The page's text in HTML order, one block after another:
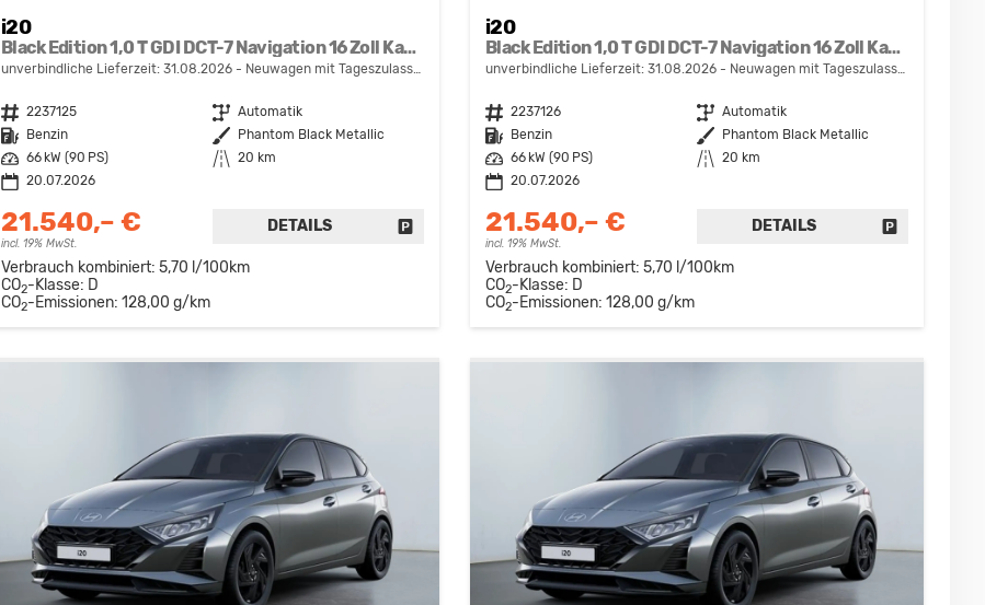
i20
Black Edition 1,0 T GDI DCT-7 Navigation 16 Zoll Kamera PDC Sitzheizung
unverbindliche Lieferzeit: 31.08.2026 Neuwagen mit Tageszulassung
Fahrzeugnr. 2237125 Getriebe Automatik
Kraftstoff
Benzin Außenfarbe
Phantom Black Metallic
Leistung
66 kW (90 PS) Kilometerstand
20 km
20.07.2026
21.540,– €
incl. 19% MwSt.
DETAILS FAHRZEUG DRUCKEN, PARKEN ODER VERGLEICHEN
Verbrauch kombiniert: 5,70 l/100km
CO2-Klasse: D
CO2-Emissionen: 128,00 g/km
i20
Black Edition 1,0 T GDI DCT-7 Navigation 16 Zoll Kamera PDC Sitzheizung
unverbindliche Lieferzeit: 31.08.2026 Neuwagen mit Tageszulassung
Fahrzeugnr. 2237126 Getriebe Automatik
Kraftstoff
Benzin Außenfarbe
Phantom Black Metallic
Leistung
66 kW (90 PS) Kilometerstand
20 km
20.07.2026
21.540,– €
incl. 19% MwSt.
DETAILS
Verbrauch kombiniert: 5,70 l/100km
CO2-Klasse: D
CO2-Emissionen: 128,00 g/km